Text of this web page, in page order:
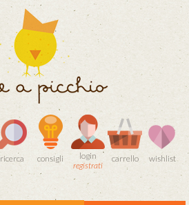
ricerca consigli
login
registrati
carrello wishlist